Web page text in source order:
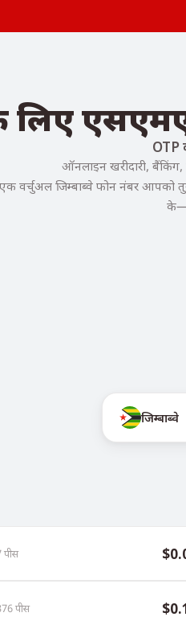
लिए
OTP
ऑनलाइन खरीदारी, बैंकिंग,
एक वर्चुअल जिम्बाब्वे फोन नंबर आपको
जिम्बाब्वे
पीस
पीस